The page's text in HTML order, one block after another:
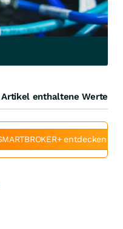
enthaltene Werte
entdecken